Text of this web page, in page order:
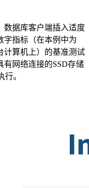
数据库客户端插入适度
字指标（在本例中为
计算机上）的基准测试
网络连接的SSD存储
。